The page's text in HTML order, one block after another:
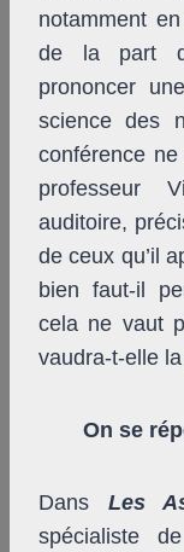
notamment
de la part
prononcer
science des
conférence
professeur
auditoire,
de ceux qu’il
bien faut-il
cela ne vaut
vaudra-t-elle
On se
Dans Les
spécialiste